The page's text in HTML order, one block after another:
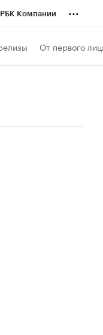
РБК Компании ...
От первого